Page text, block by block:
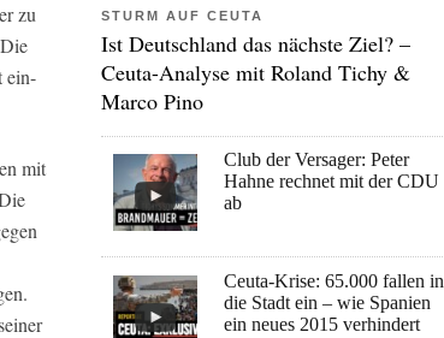
zu
ein-
mit
STURM AUF CEUTA
Ist Deutschland das nächste Ziel? –
Ceuta-Analyse mit Roland Tichy &
Marco Pino
Club der Versager: Peter
Hahne rechnet mit der CDU
ab
Ceuta-Krise: 65.000 fallen in
die Stadt ein – wie Spanien
ein neues 2015 verhindert